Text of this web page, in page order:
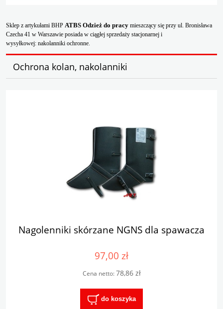
Sklep z artykułami BHP ATBS Odzież do pracy mieszczący się przy ul. Bronisława
Czecha 41 w Warszawie posiada w ciągłej sprzedaży stacjonarnej i
wysyłkowej: nakolanniki ochronne.
Ochrona kolan, nakolanniki
Nagolenniki skórzane NGNS dla spawacza
97,00 zł
Cena netto:78,86 zł
do koszyka